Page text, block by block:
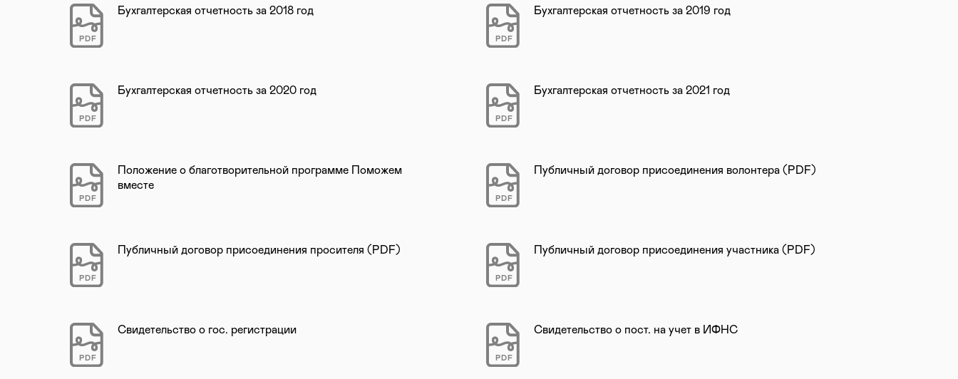
PDF
Бухгалтерская отчетность за 2018 год
PDF
Бухгалтерская отчетность за 2019 год
PDF
Бухгалтерская отчетность за 2020 год
PDF
Бухгалтерская отчетность за 2021 год
PDF
Положение о благотворительной программе Поможем
вместе
PDF
Публичный договор присоединения волонтера (PDF)
PDF
Публичный договор присоединения просителя (PDF)
PDF
Публичный договор присоединения участника (PDF)
PDF
Свидетельство о гос. регистрации
PDF
Свидетельство о пост. на учет в ИФНС